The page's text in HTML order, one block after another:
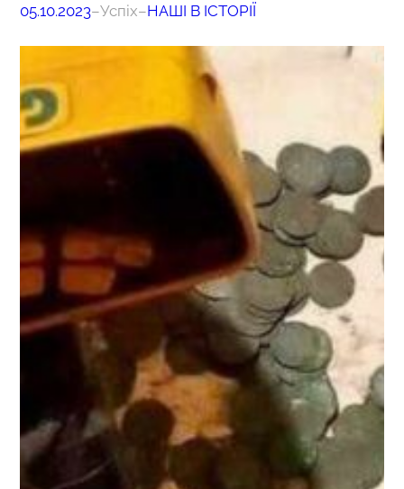
05.10.2023–Успіх–НАШІ В ІСТОРІЇ